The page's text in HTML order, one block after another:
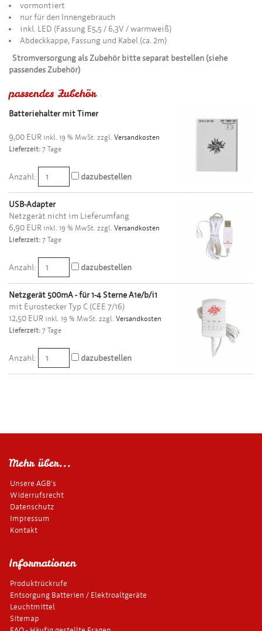
vormontiert
nur für den Innengebrauch
inkl. LED (Fassung E5,5 / 6,3V / warmweiß)
Abdeckkappe, Fassung und Kabel (ca. 2m)
Stromversorgung als Zubehör bitte separat bestellen (siehe
passendes Zubehör)
passendes Zubehör
Batteriehalter mit Timer
9,00 EUR inkl. 19 % MwSt. zzgl. Versandkosten
Lieferzeit: 7 Tage
Anzahl: dazubestellen
USB-Adapter
Netzgerät nicht im Lieferumfang
6,90 EUR inkl. 19 % MwSt. zzgl. Versandkosten
Lieferzeit: 7 Tage
Anzahl: dazubestellen
Netzgerät 500mA - für 1-4 Sterne A1e/b/i1
mit Eurostecker Typ C (CEE 7/16)
12,50 EUR inkl. 19 % MwSt. zzgl. Versandkosten
Lieferzeit: 7 Tage
Anzahl: dazubestellen
Mehr über...
Unsere AGB's
Widerrufsrecht
Datenschutz
Impressum
Kontakt
Informationen
Produktrückrufe
Entsorgung Batterien / Elektroaltgeräte
Leuchtmittel
Sitemap